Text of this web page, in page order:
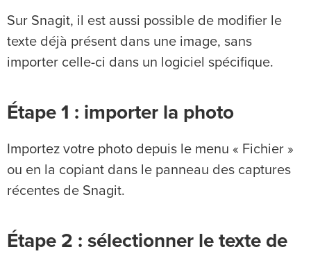
Sur Snagit, il est aussi possible de modifier le
texte déjà présent dans une image, sans
importer celle-ci dans un logiciel spécifique.
Étape 1 : importer la photo
Importez votre photo depuis le menu « Fichier »
ou en la copiant dans le panneau des captures
récentes de Snagit.
Étape 2 : sélectionner le texte de